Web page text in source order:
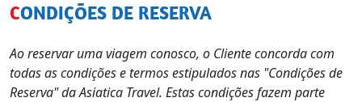
CONDIÇÕES DE RESERVA
Ao reservar uma viagem conosco, o Cliente concorda com
todas as condições e termos estipulados nas "Condições de
Reserva" da Asiatica Travel. Estas condições fazem parte